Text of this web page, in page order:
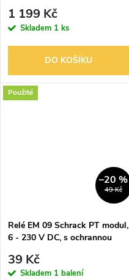
1 199 Kč
Skladem 1 ks
DO KOŠÍKU
Použité
49 Kč
–20 %
Relé EM 09 Schrack PT modul,
6 - 230 V DC, s ochrannou
39 Kč
Skladem 1 balení